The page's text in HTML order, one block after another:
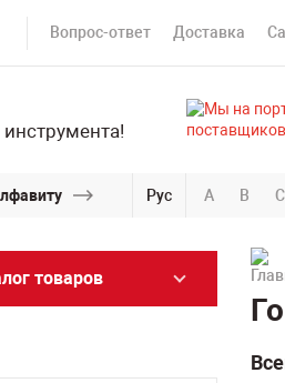
Вопрос-ответ Доставка
инструмента!
Рус A B C
товаров